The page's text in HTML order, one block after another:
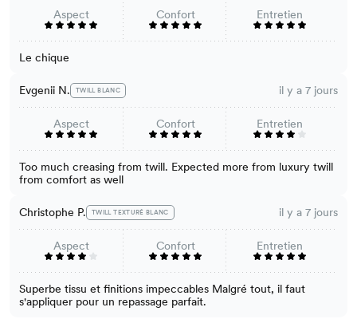
Aspect Confort Entretien
Le chique
Evgenii N. TWILL BLANC il y a 7 jours
Aspect Confort Entretien
Too much creasing from twill. Expected more from luxury twill
from comfort as well
Christophe P. TWILL TEXTURÉ BLANC il y a 7 jours
Aspect Confort Entretien
Superbe tissu et finitions impeccables Malgré tout, il faut
s'appliquer pour un repassage parfait.